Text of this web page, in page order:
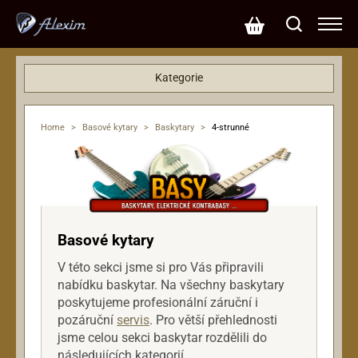
Home > Basové kytary > Baskytary > 4-strunné
Basové kytary
V této sekci jsme si pro Vás připravili
nabídku baskytar. Na všechny baskytary
poskytujeme profesionální záruční i
pozáruční servis. Pro větší přehlednosti
jsme celou sekci baskytar rozdělili do
Kategorie
Basové kytary
Baskytary
4-strunné
5-ti strunné
6-ti strunné
Elektrické kontrabasy
Efekty
Hardware
Klávesy
Kytary
Mikrofony